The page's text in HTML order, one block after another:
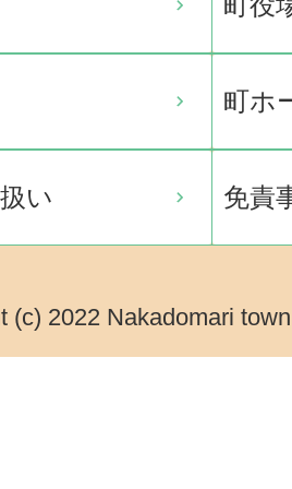
町ホ
い 免責
(c) 2022 Nakadomari